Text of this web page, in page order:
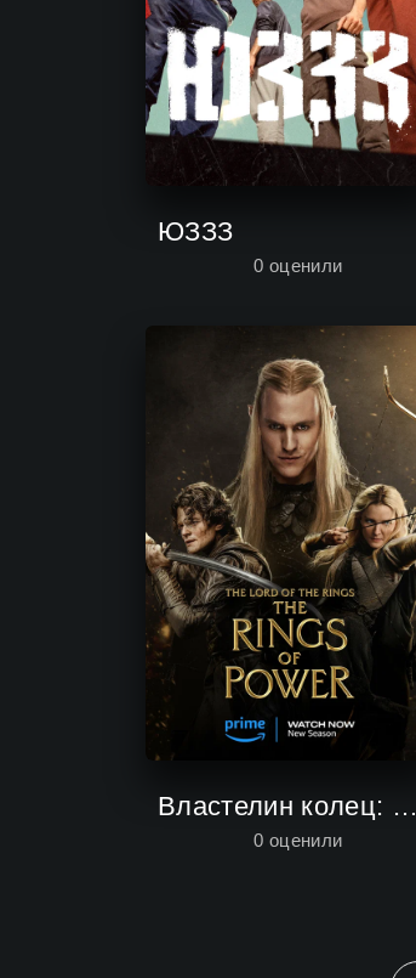
ЮЗЗЗ
0 оценили
Властелин колец: Кольца власти
0 оценили